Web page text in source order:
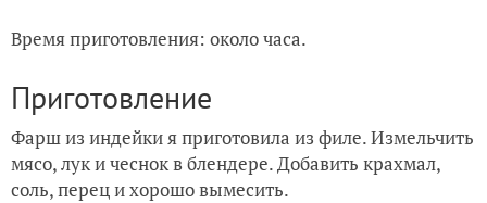
Время приготовления: около часа.
Приготовление
Фарш из индейки я приготовила из филе. Измельчить
мясо, лук и чеснок в блендере. Добавить крахмал,
соль, перец и хорошо вымесить.